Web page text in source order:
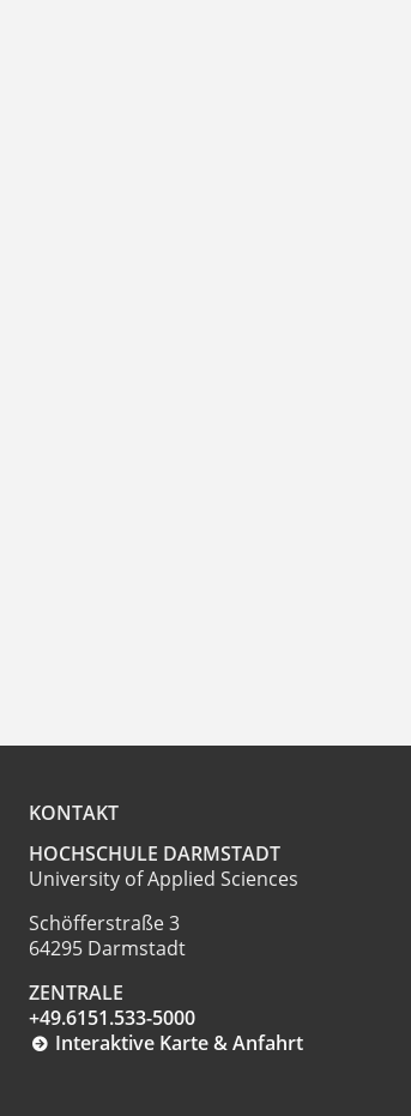
KONTAKT
HOCHSCHULE DARMSTADT
University of Applied Sciences
Schöfferstraße 3
64295 Darmstadt
ZENTRALE
+49.6151.533-5000
Interaktive Karte & Anfahrt